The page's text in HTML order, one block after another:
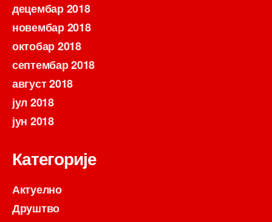
децембар 2018
новембар 2018
октобар 2018
септембар 2018
август 2018
јул 2018
јун 2018
Категорије
Актуелно
Друштво